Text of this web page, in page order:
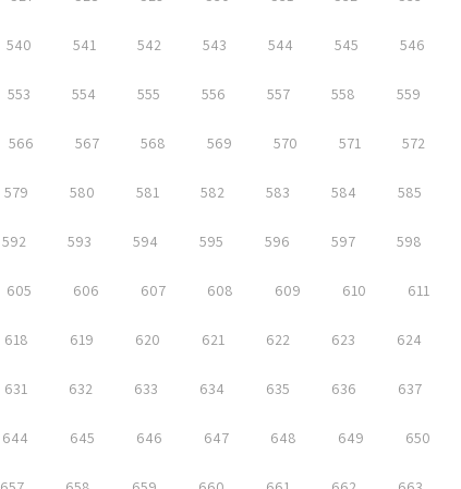
540 541 542 543 544 545 546
553 554 555 556 557 558 559
566 567 568 569 570 571 572
579 580 581 582 583 584 585
592 593 594 595 596 597 598
605 606 607 608 609 610 611
618 619 620 621 622 623 624
631 632 633 634 635 636 637
644 645 646 647 648 649 650